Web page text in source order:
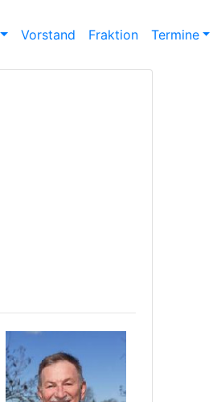
Vorstand Fraktion Termine